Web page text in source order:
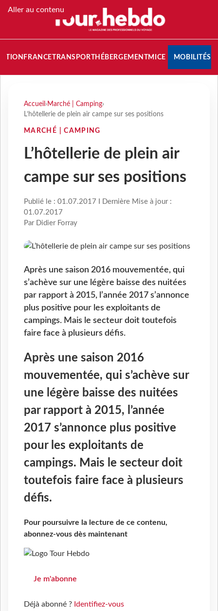
Aller au contenu
FRANCETRANSPORT HÉBERGEMENTMICE MOBILITÉS
Accueil › Marché | Camping›
L’hôtellerie de plein air campe sur ses positions
MARCHÉ | CAMPING
L’hôtellerie de plein air
campe sur ses positions
Publié le : 01.07.2017 I Dernière Mise à jour :
01.07.2017
Par Didier Forray
Après une saison 2016 mouvementée, qui
s’achève sur une légère baisse des nuitées
par rapport à 2015, l’année 2017 s’annonce
plus positive pour les exploitants de
campings. Mais le secteur doit toutefois
faire face à plusieurs défis.
Après une saison 2016
mouvementée, qui s’achève sur
une légère baisse des nuitées
par rapport à 2015, l’année
2017 s’annonce plus positive
pour les exploitants de
campings. Mais le secteur doit
toutefois faire face à plusieurs
défis.
Pour poursuivre la lecture de ce contenu,
abonnez-vous dès maintenant
Je m'abonne
Déjà abonné ? Identifiez-vous